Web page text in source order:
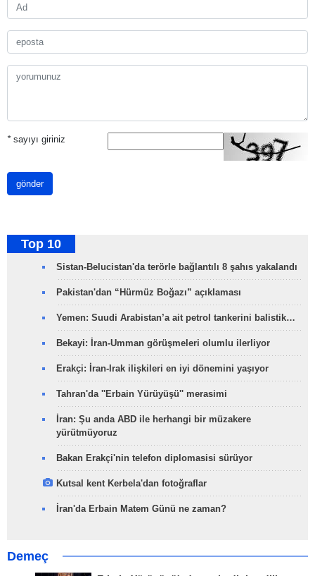
*sayıyı giriniz
gönder
Top 10
Sistan-Belucistan'da terörle bağlantılı 8 şahıs yakalandı
Pakistan'dan “Hürmüz Boğazı” açıklaması
Yemen: Suudi Arabistan’a ait petrol tankerini balistik…
Bekayi: İran-Umman görüşmeleri olumlu ilerliyor
Erakçi: İran-Irak ilişkileri en iyi dönemini yaşıyor
Tahran'da ''Erbain Yürüyüşü'' merasimi
İran: Şu anda ABD ile herhangi bir müzakere
yürütmüyoruz
Bakan Erakçi'nin telefon diplomasisi sürüyor
Kutsal kent Kerbela'dan fotoğraflar
İran'da Erbain Matem Günü ne zaman?
Demeç